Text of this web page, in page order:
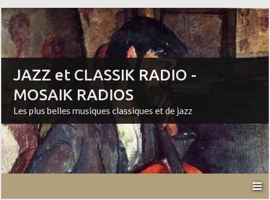
JAZZ et CLASSIK RADIO -
MOSAIK RADIOS
Les plus belles musiques classiques et de jazz